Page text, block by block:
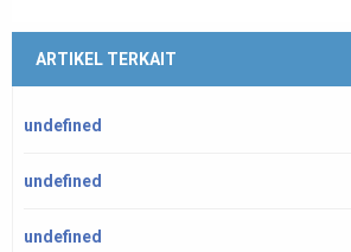
ARTIKEL TERKAIT
undefined
undefined
undefined